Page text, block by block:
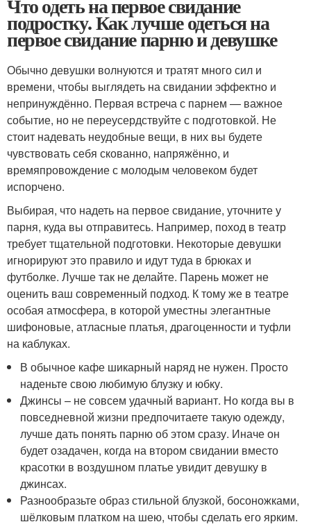
Что одеть на первое свидание
подростку. Как лучше одеться на
первое свидание парню и девушке
Обычно девушки волнуются и тратят много сил и
времени, чтобы выглядеть на свидании эффектно и
непринуждённо. Первая встреча с парнем — важное
событие, но не переусердствуйте с подготовкой. Не
стоит надевать неудобные вещи, в них вы будете
чувствовать себя скованно, напряжённо, и
времяпровождение с молодым человеком будет
испорчено.
Выбирая, что надеть на первое свидание, уточните у
парня, куда вы отправитесь. Например, поход в театр
требует тщательной подготовки. Некоторые девушки
игнорируют это правило и идут туда в брюках и
футболке. Лучше так не делайте. Парень может не
оценить ваш современный подход. К тому же в театре
особая атмосфера, в которой уместны элегантные
шифоновые, атласные платья, драгоценности и туфли
на каблуках.
В обычное кафе шикарный наряд не нужен. Просто
наденьте свою любимую блузку и юбку.
Джинсы – не совсем удачный вариант. Но когда вы в
повседневной жизни предпочитаете такую одежду,
лучше дать понять парню об этом сразу. Иначе он
будет озадачен, когда на втором свидании вместо
красотки в воздушном платье увидит девушку в
джинсах.
Разнообразьте образ стильной блузкой, босоножками,
шёлковым платком на шею, чтобы сделать его ярким.